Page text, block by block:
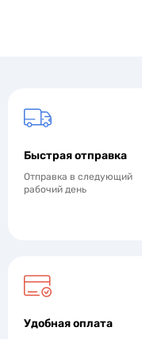
Быстрая отправка
Отправка в следующий
рабочий день
Удобная оплата